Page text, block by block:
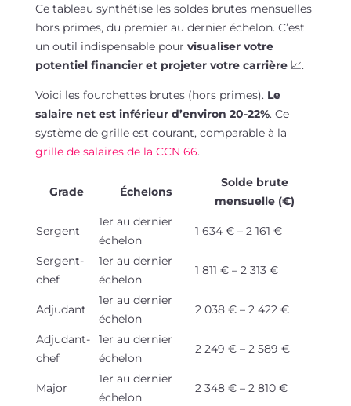
Ce tableau synthétise les soldes brutes mensuelles
hors primes, du premier au dernier échelon. C’est
un outil indispensable pour visualiser votre
potentiel financier et projeter votre carrière📈.
Voici les fourchettes brutes (hors primes). Le
salaire net est inférieur d’environ 20-22%. Ce
système de grille est courant, comparable à la
grille de salaires de la CCN 66.
Grade Échelons
Solde brute
mensuelle (€)
Sergent
1er au dernier
échelon
1 634 € – 2 161 €
Sergent-
chef
1er au dernier
échelon
1 811 € – 2 313 €
Adjudant
1er au dernier
échelon
2 038 € – 2 422 €
Adjudant-
chef
1er au dernier
échelon
2 249 € – 2 589 €
Major
1er au dernier
échelon
2 348 € – 2 810 €